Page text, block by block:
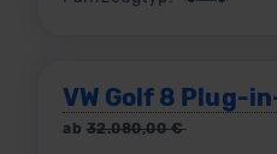
VW Golf 8 Plug-
ab 32.080,00€